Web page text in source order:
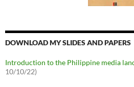
DOWNLOAD MY SLIDES AND PAPERS
Introduction to the Philippine media
10/10/22)